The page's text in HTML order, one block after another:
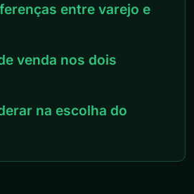
entre varejo e
venda nos dois
na escolha do